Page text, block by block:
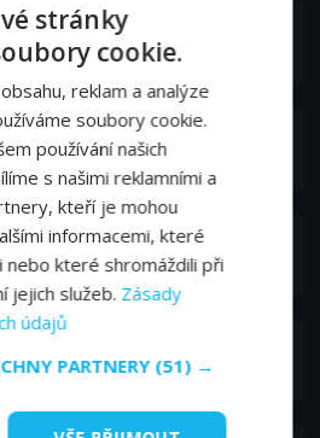
stránky
cookie.
reklam a analýze
soubory cookie.
používání našich
s našimi reklamními a
kteří je mohou
informacemi, které
které shromáždili při
jejich služeb. Zásady
údajů
PARTNERY (51) →